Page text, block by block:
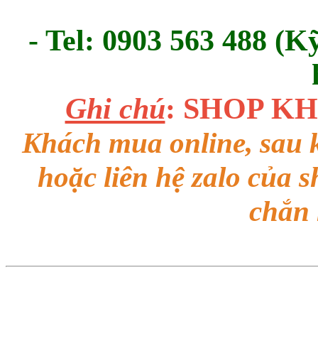
- Tel: 0903 563 488
Ghi chú: SHOP
Khách mua online,
hoặc liên hệ zalo của
chắn